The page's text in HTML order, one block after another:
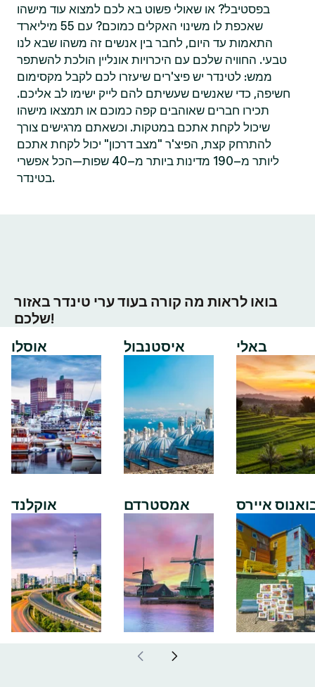
בפסטיבל? או שאולי פשוט בא לכם למצוא עוד מישהו
שאכפת לו משינוי האקלים כמוכם? עם 55 מיליארד
התאמות עד היום, לחבר בין אנשים זה משהו שבא לנו
טבעי. החוויה שלכם עם היכרויות אונליין הולכת להשתפר
ממש: לטינדר יש פיצ'רים שיעזרו לכם לקבל מקסימום
חשיפה, כדי שאנשים שעשיתם להם לייק ישימו לב אליכם.
תכירו חברים שאוהבים קפה כמוכם או תמצאו מישהו
שיכול לקחת אתכם במטקות. וכשאתם מרגישים צורך
להתרחק קצת, הפיצ'ר "מצב דרכון" יכול לקחת אתכם
ליותר מ–190 מדינות ביותר מ–40 שפות—הכל אפשרי
בטינדר.
בואו לראות מה קורה בעוד ערי טינדר באזור
שלכם!
אוסלו
אוקלנד
איסטנבול
אמסטרדם
באלי
איירס